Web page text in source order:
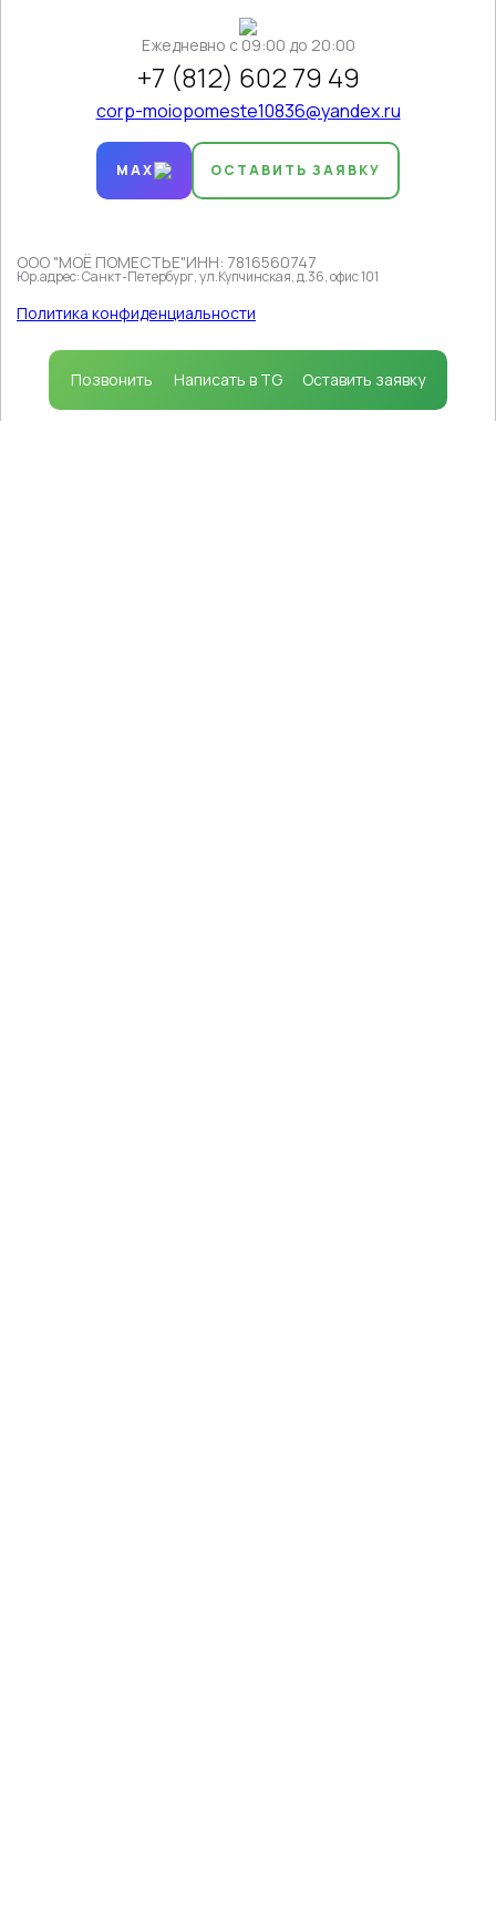
Ежедневно c 09:00 до 20:00
+7 (812) 602 79 49
corp-moiopomeste10836@yandex.ru
MAX ОСТАВИТЬ ЗАЯВКУ
ООО "МОЁ ПОМЕСТЬЕ"ИНН: 7816560747
Юр.адрес: Санкт-Петербург, ул.Купчинская, д.36, офис 101
Политика конфиденциальности
Позвонить Написать в TG Оставить заявку
Продолжая пользоваться сайтом, вы соглашаетесь на
политикой, которая определяет порядок их
Принимаю